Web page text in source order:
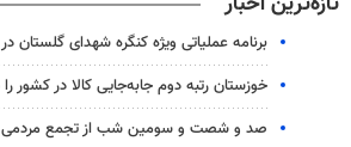
برنامه عملیاتی ویژه کنگره شهدای گلستان
خوزستان رتبه دوم جابه‌جایی کالا در کشور را
صد و شصت و سومین شب از تجمع مردمی